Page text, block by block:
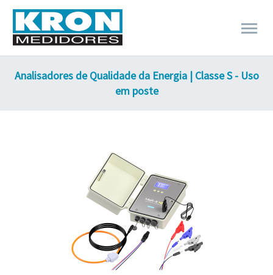
Analisadores de Qualidade da Energia | Classe S - Uso
em poste